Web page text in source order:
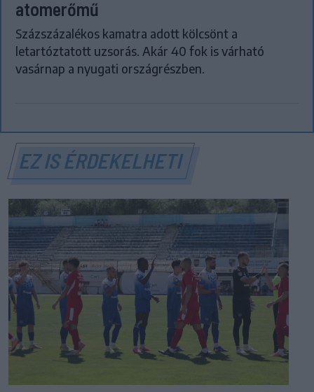
atomerőmű
Százszázalékos kamatra adott kölcsönt a
letartóztatott uzsorás. Akár 40 fok is várható
vasárnap a nyugati országrészben.
EZ IS ÉRDEKELHETI